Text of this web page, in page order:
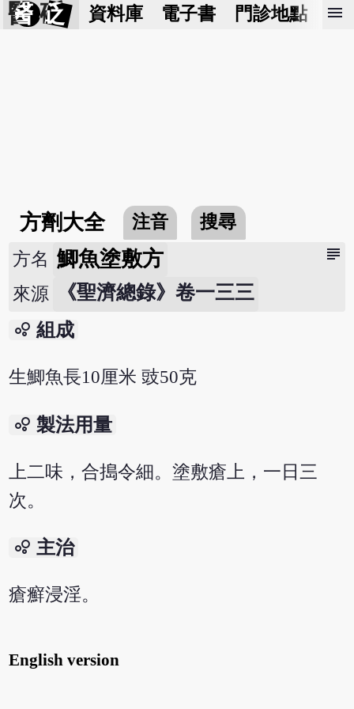
醫 砭 資料庫 電子書 門診地點 預
menu
方劑大全 注音 搜尋
subject
方名 鯽魚塗敷方
來源 《聖濟總錄》卷一三三
bubble_chart 組成
生鯽魚長10厘米 豉50克
bubble_chart 製法用量
上二味，合搗令細。塗敷瘡上，一日三
次。
bubble_chart 主治
瘡癬浸淫。
English version